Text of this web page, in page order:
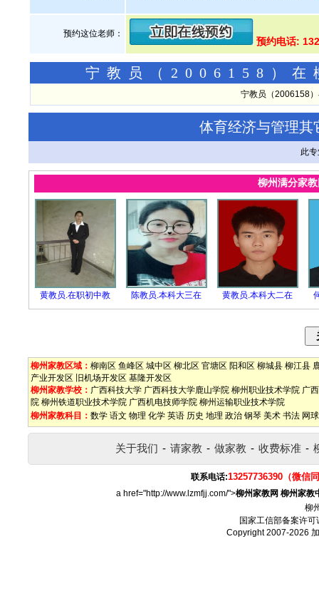
预约这位老师：
预约电话:
宁教员（2006158）在
宁教员（2006158
体育经济与管理其
此
柳州满分家
黄教员.在职初中教 陈教员.本科大三在 黄教员.本科大二在
柳州家教区域： 柳南区 鱼峰区 城中区 柳北区 官塘区 阳和区 柳城县 柳江县
产业开发区
旧机场开发区 基隆开发区
柳州家教学校： 广西科技大学 广西科技大学鹿山学院 柳州职业技术学院 广
院 柳州铁道职业技术学院 广西机电技师学院 柳州运输职业技术学院
柳州家教科目： 数学 语文 物理 化学 英语 历史 地理 政治 钢琴 美术 书法 网球
关于我们 - 请家教 - 做家教 - 收费标准 -
联系电话:13257736390（微信
a href="http://www.lzmfjj.com/">柳州家教网 柳州家教
柳
国家工信部备案许可
Copyright 2007-2026